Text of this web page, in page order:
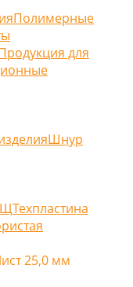
Полимерные
для
Шнур
Техпластина
25,0 мм